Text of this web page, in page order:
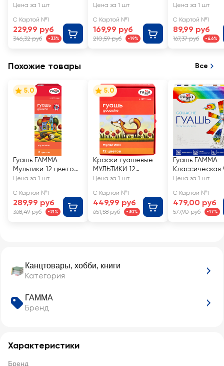
Канцтовары, хобби, книги
Категория
ГАММА
Бренд
Характеристики
Бренд
Мультики,
цветов, Арт.
251220211
Цена за 1 шт
С Картой №1
229,99 руб
346,32 руб -33%
со стеком Арт.
Цена за 1 шт
С Картой №1
169,99 руб
210,59 руб -19%
бортом, в
ДЛ-5420
Цена за 1 шт
С Картой №1
89,99 руб
167,37 руб -46%
Похожие товары Все
5.0
Гуашь ГАММА
Мультики 12 цветов,
15мл, Арт. 100222-12
Цена за 1 шт
С Картой №1
289,99 руб
368,49 руб -21%
5.0
Краски гуашевые
МУЛЬТИКИ 12
цветов, Арт. 221032
Цена за 1 шт
С Картой №1
449,99 руб
651,58 руб -30%
Гуашь ГАММА
Классическая
цветов по
Цена за 1 шт
С Картой №1
479,00 руб
577,90 руб -17%